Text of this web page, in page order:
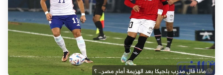
ماذا قال مدرب بلجيكا بعد الهزيمة أمام مصر.. ؟